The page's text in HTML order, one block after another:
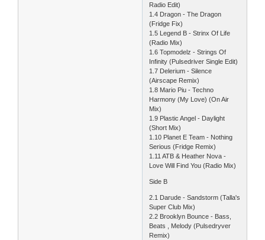
Radio Edit)
1.4 Dragon - The Dragon
(Fridge Fix)
1.5 Legend B - Strinx Of Life
(Radio Mix)
1.6 Topmodelz - Strings Of
Infinity (Pulsedriver Single Edit)
1.7 Delerium - Silence
(Airscape Remix)
1.8 Mario Piu - Techno
Harmony (My Love) (On Air
Mix)
1.9 Plastic Angel - Daylight
(Short Mix)
1.10 Planet E Team - Nothing
Serious (Fridge Remix)
1.11 ATB & Heather Nova -
Love Will Find You (Radio Mix)
Side B
2.1 Darude - Sandstorm (Talla's
Super Club Mix)
2.2 Brooklyn Bounce - Bass,
Beats , Melody (Pulsedryver
Remix)